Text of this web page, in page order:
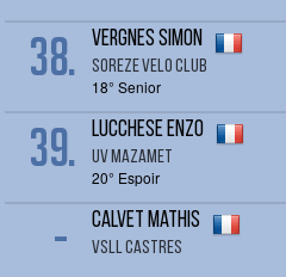
38. VERGNES Simon
SOREZE VELO CLUB
18° Senior
39. LUCCHESE Enzo
UV MAZAMET
20° Espoir
- CALVET Mathis
VSLL CASTRES